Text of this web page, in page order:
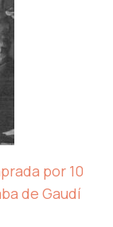
por 10
de Gaudí